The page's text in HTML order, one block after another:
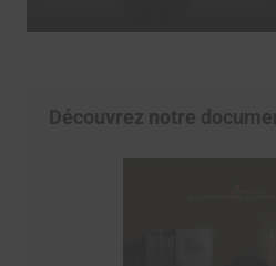
Découvrez notre